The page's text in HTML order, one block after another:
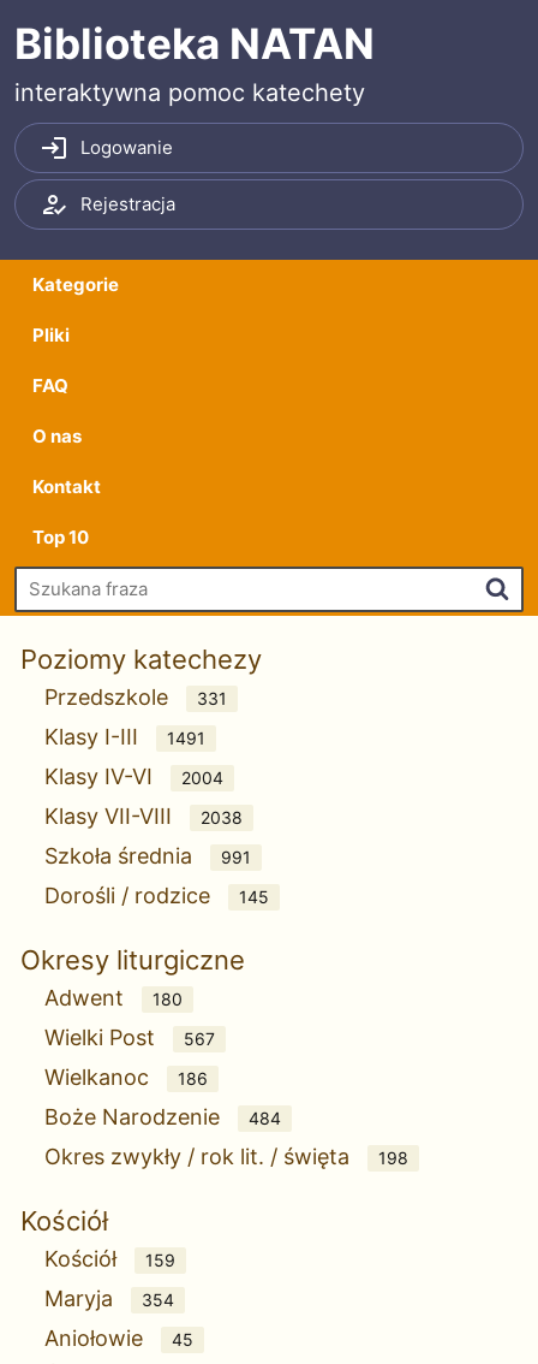
Przeskocz do treści
Przeskocz do menu
Biblioteka NATAN
interaktywna pomoc katechety
Logowanie
Rejestracja
Kategorie
Pliki
FAQ
O nas
Kontakt
Top 10
Poziomy katechezy
Przedszkole 331
Klasy I-III 1491
Klasy IV-VI 2004
Klasy VII-VIII 2038
Szkoła średnia 991
Dorośli / rodzice 145
Okresy liturgiczne
Adwent 180
Wielki Post 567
Wielkanoc 186
Boże Narodzenie 484
Okres zwykły / rok lit. / święta 198
Kościół
Kościół 159
Maryja 354
Aniołowie 45